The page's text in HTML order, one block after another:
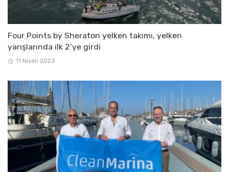
Four Points by Sheraton yelken takımı, yelken
yarışlarında ilk 2’ye girdi
11 Nisan 2023